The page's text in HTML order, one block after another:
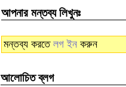
আপনার মন্তব্য লিখুনঃ
মন্তব্য করতে লগ ইন করুন
আলোচিত ব্লগ